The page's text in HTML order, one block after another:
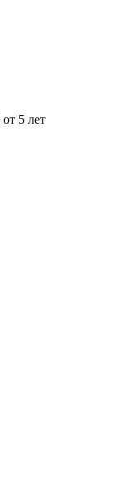
5 лет